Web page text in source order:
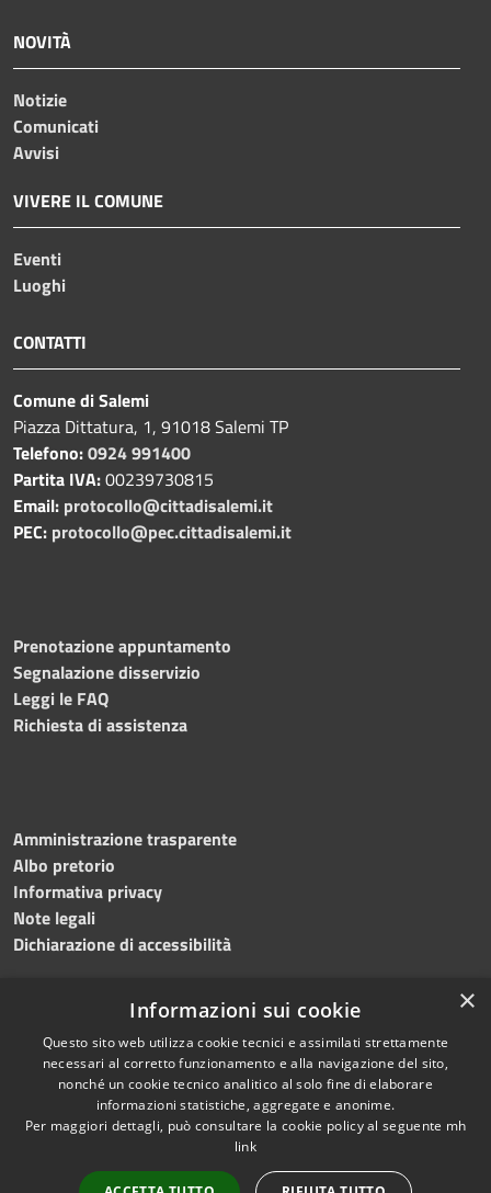
NOVITÀ
Notizie
Comunicati
Avvisi
VIVERE IL COMUNE
Eventi
Luoghi
CONTATTI
Comune di Salemi
Piazza Dittatura, 1, 91018 Salemi TP
Telefono:0924 991400
Partita IVA:00239730815
Email: protocollo@cittadisalemi.it
PEC: protocollo@pec.cittadisalemi.it
Prenotazione appuntamento
Segnalazione disservizio
Leggi le FAQ
Richiesta di assistenza
Amministrazione trasparente
Albo pretorio
Informativa privacy
Note legali
Dichiarazione di accessibilità
Accessibilità
Copyright © 2026 • Comune di
Salemi • Powered by
redazione
×
Informazioni sui cookie
Questo sito web utilizza cookie tecnici e assimilati strettamente
necessari al corretto funzionamento e alla navigazione del sito,
nonché un cookie tecnico analitico al solo fine di elaborare
informazioni statistiche, aggregate e anonime.
Per maggiori dettagli, può consultare la cookie policy al seguente mh
link